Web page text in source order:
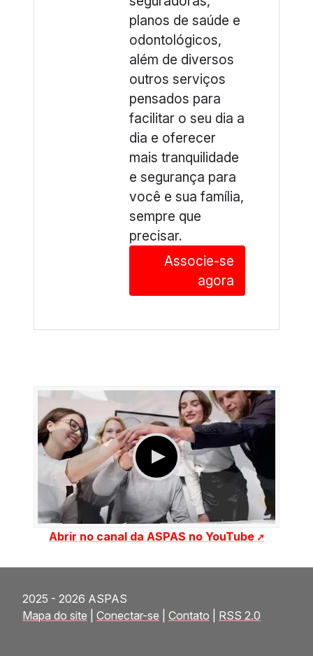
planos de saúde e
odontológicos,
além de diversos
outros serviços
pensados para
facilitar o seu dia a
dia e oferecer
mais tranquilidade
e segurança para
você e sua família,
sempre que
precisar.
Associe-se
agora
Abrir no canal da ASPAS no YouTube
2025 - 2026 ASPAS
Mapa do site
Conectar-se Contato RSS 2.0